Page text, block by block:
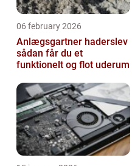
06 february 2026
Anlægsgartner haderslev
sådan får du et
funktionelt og flot uderum